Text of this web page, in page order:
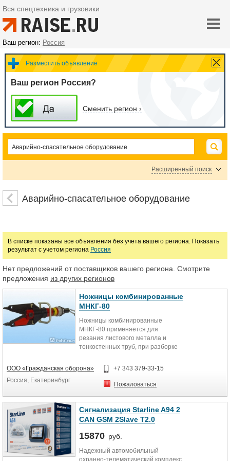
Вся спецтехника и грузовики
Ваш регион: Россия
Разместить объявление
Ваш регион Россия?
Сменить регион ›
Расширенный поиск
Средства спасения на воде
Цена
руб.
Аварийно-спасательное оборудование
В списке показаны все объявления без учета вашего региона. Показать
результат с учетом региона Россия
Нет предложений от поставщиков вашего региона. Смотрите
предложения из других регионов
Ножницы комбинированные
МНКГ-80
Ножницы комбинированные
МНКГ-80 применяется для
резания листового металла и
тонкостенных труб, при разборке
сооружениях, перекусывания
арматуры из стали, удержания
грузов в фиксированном
комбинированные МНКГ-80
применяются при монтажных,
аварино-спасательных работах.
ООО «Гражданская оборона»
Россия, Екатеринбург
+7 343 379-33-15
Пожаловаться
Сигнализация Starline A94 2
CAN GSM 2Slave T2.0
15870 руб.
Надежный автомобильный
охранно-телематический комплекс